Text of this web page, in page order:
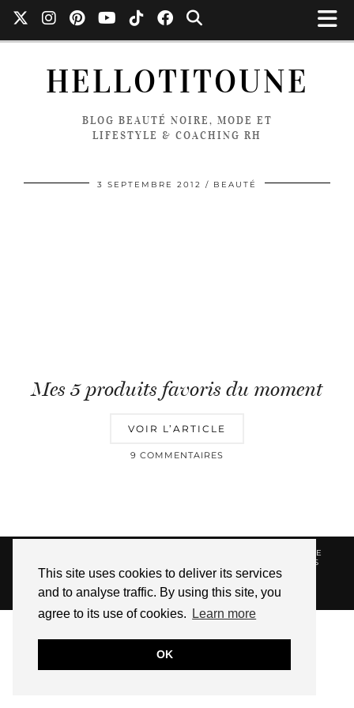
This site uses cookies to deliver its services
and to analyse traffic. By using this site, you
agree to its use of cookies.
Learn more
OK
HELLOTITOUNE
BLOG BEAUTÉ NOIRE, MODE ET
LIFESTYLE & COACHING RH
3 SEPTEMBRE 2012 BEAUTÉ
Mes 5 produits favoris du moment
VOIR L’ARTICLE
9 COMMENTAIRES
POLITIQUE DE
LIENS
AFFILIES
WEBSITE DESIGN BYpipdig